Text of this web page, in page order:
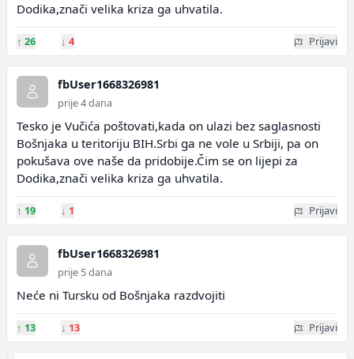
Dodika,znači velika kriza ga uhvatila.
↑ 26 ↓ 4 Prijavi
fbUser1668326981
prije 4 dana
Tesko je Vučića poštovati,kada on ulazi bez saglasnosti
Bošnjaka u teritoriju BIH.Srbi ga ne vole u Srbiji, pa on
pokušava ove naše da pridobije.Čim se on lijepi za
Dodika,znači velika kriza ga uhvatila.
↑ 19 ↓ 1 Prijavi
fbUser1668326981
prije 5 dana
Neće ni Tursku od Bošnjaka razdvojiti
↑ 13 ↓ 13 Prijavi